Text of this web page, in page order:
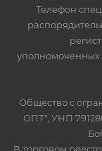
Телефон
уполномоченных
Общество с
ОПТ", УНП